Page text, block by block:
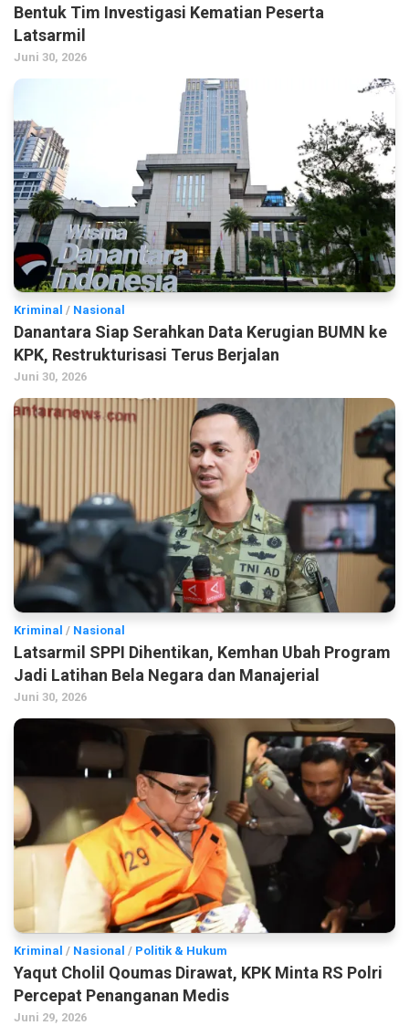
Bentuk Tim Investigasi Kematian Peserta
Latsarmil
Juni 30, 2026
Kriminal / Nasional
Danantara Siap Serahkan Data Kerugian BUMN ke
KPK, Restrukturisasi Terus Berjalan
Juni 30, 2026
Kriminal / Nasional
Latsarmil SPPI Dihentikan, Kemhan Ubah Program
Jadi Latihan Bela Negara dan Manajerial
Juni 30, 2026
Kriminal / Nasional / Politik & Hukum
Yaqut Cholil Qoumas Dirawat, KPK Minta RS Polri
Percepat Penanganan Medis
Juni 29, 2026